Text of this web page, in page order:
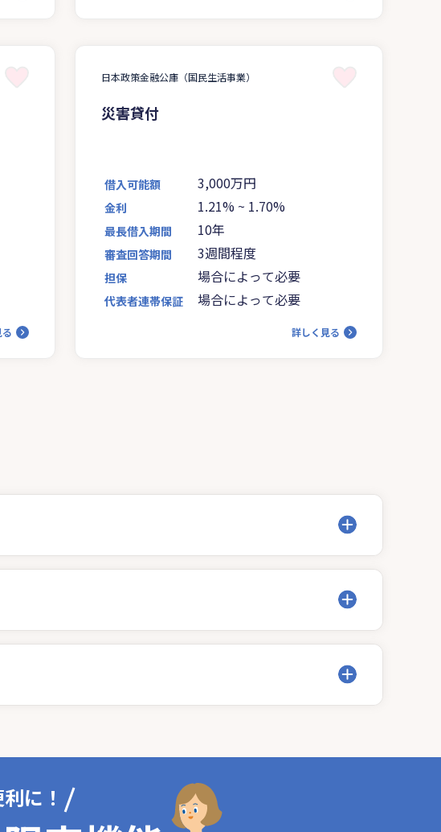
日本政策金融公庫（国民生活事業）
災害貸付
借入可能額 3,000万円
金利 1.21% ~ 1.70%
最長借入期間 10年
審査回答期間 3週間程度
担保 場合によって必要
代表者連帯保証 場合によって必要
詳しく見る
に！